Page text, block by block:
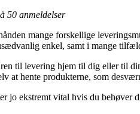
50 anmeldelser
mange forskellige
enkel, samt i mange
til levering hjem til dig eller til
at hente produkterne, som
jo ekstremt vital hvis du